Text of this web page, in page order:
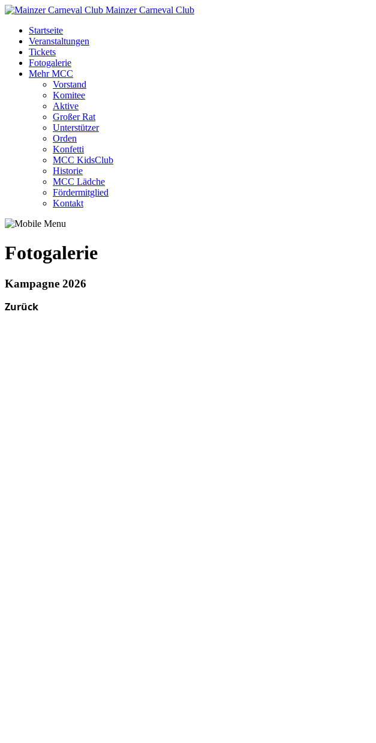
Mainzer Carneval Club
Startseite
Veranstaltungen
Tickets
Fotogalerie
Mehr MCC
Vorstand
Komitee
Aktive
Großer Rat
Unterstützer
Orden
Konfetti
MCC KidsClub
Historie
MCC Lädche
Fördermitglied
Kontakt
Fotogalerie
Kampagne 2026
Zurück